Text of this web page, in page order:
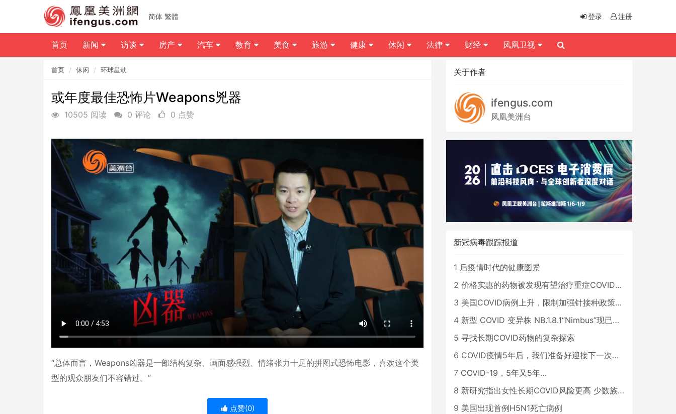
首页 休闲 环球星动
或年度最佳恐怖片Weapons兇器
10505 阅读 0 评论 0 点赞
“总体而言，Weapons凶器是一部结构复杂、画面感强烈、情绪张力十足的拼图式恐怖电影，喜欢这个类
型的观众朋友们不容错过。 ”
点赞(0)
关于作者
ifengus.com
凤凰美洲台
新冠病毒跟踪报道
1 后疫情时代的健康图景
2 价格实惠的药物被发现有望治疗重症COVID患者
3 美国COVID病例上升，限制加强针接种政策即将出台
4 新型 COVID 变异株 NB.1.8.1“Nimbus”现已在美国占据主导地位
5 寻找长期COVID药物的复杂探索
6 COVID疫情5年后，我们准备好迎接下一次大流行了吗？
7 COVID-19，5年又5年…
8 新研究指出女性长期COVID风险更高 少数族裔儿童存在差异
9 美国出现首例H5N1死亡病例
简体 繁體 登录 注册
首页 新闻 访谈 房产 汽车 教育 美食 旅游 健康 休闲 法律 财经 凤凰卫视